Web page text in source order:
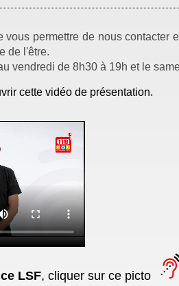
permettre de nous
de l'être.
vendredi de 8h30 à 19h et le
cette vidéo de présentation.
LSF, cliquer sur ce picto